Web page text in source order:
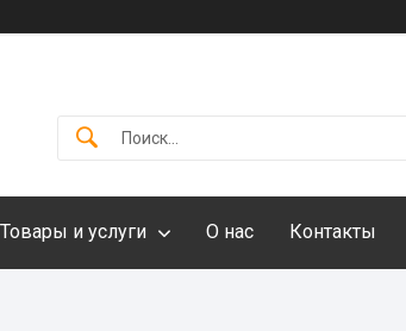
Товары и услуги О нас Контакты